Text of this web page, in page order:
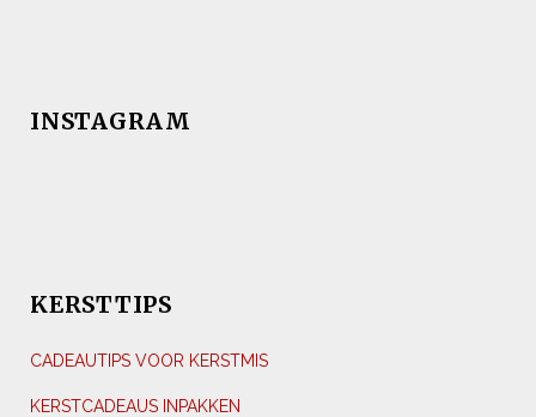
INSTAGRAM
KERSTTIPS
CADEAUTIPS VOOR KERSTMIS
KERSTCADEAUS INPAKKEN